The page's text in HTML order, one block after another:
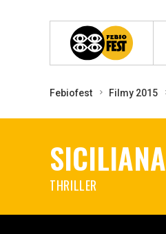
Febiofest Filmy 2015
SICILIANA
THRILLER